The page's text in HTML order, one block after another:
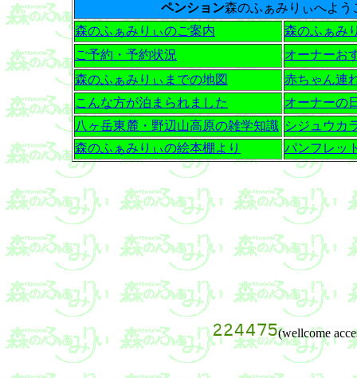
ペンション森のふぁみりぃへよ
森のふぁみりぃのご案内
森のふぁみ
ご予約・予約状況
オーナーお
森のふぁみりぃまでの地図
赤ちゃん連
こんな方が泊まられました
オーナーの
八ヶ岳東麓・野辺山高原の雑学知識 シジュウカ
森のふぁみりぃの絵本棚より
パンフレッ
(wellcome